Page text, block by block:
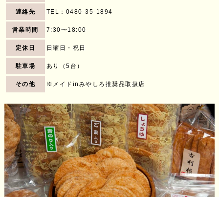
連絡先 TEL： 0480-35-1894
営業時間 7:30〜18:00
定休日 日曜日・祝日
駐車場 あり（5台）
その他 ※メイドinみやしろ推奨品取扱店